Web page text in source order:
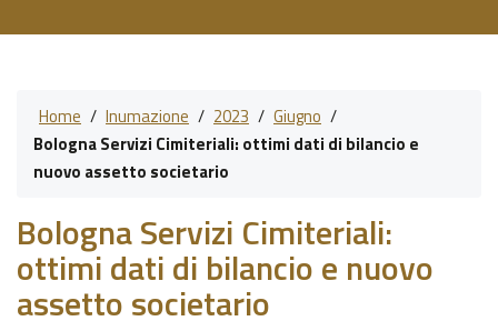
Home / Inumazione / 2023 / Giugno /
Bologna Servizi Cimiteriali: ottimi dati di bilancio e
nuovo assetto societario
Bologna Servizi Cimiteriali:
ottimi dati di bilancio e nuovo
assetto societario